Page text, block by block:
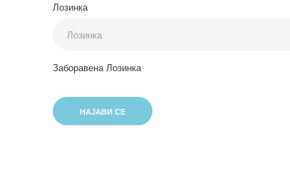
Лозинка
Заборавена Лозинка